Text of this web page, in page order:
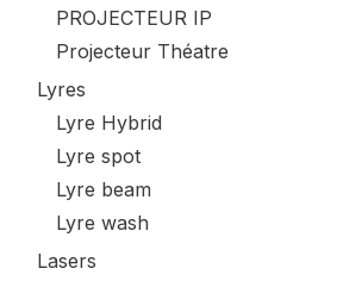
PROJECTEUR IP
Projecteur Théatre
Lyres
Lyre Hybrid
Lyre spot
Lyre beam
Lyre wash
Lasers